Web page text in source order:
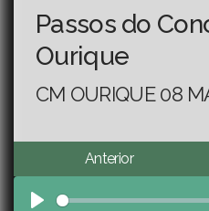
Passos do
Ourique
CM OURIQUE 08
Anterior